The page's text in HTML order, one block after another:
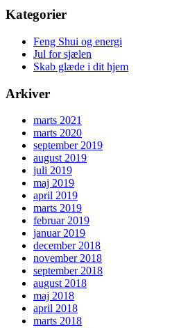
Kategorier
Feng Shui og energi
Jul for sjælen
Skab glæde i dit hjem
Arkiver
marts 2021
marts 2020
september 2019
august 2019
juli 2019
maj 2019
april 2019
marts 2019
februar 2019
januar 2019
december 2018
november 2018
september 2018
august 2018
maj 2018
april 2018
marts 2018